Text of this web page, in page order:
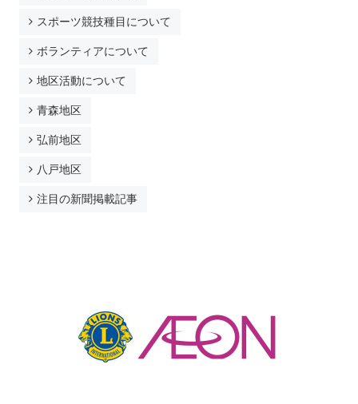
会場・物品・食品提供によって
取材によって
参加する
ボランティアとして
ファミリーとして
スポーツ競技種目について
ボランティアについて
地区活動について
青森地区
弘前地区
八戸地区
注目の新聞掲載記事